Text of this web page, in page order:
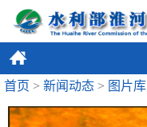
首页 > 新闻动态 > 图片库